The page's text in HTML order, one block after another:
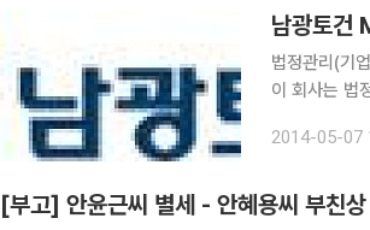
남광토건
법정관리(기
이 회사는 법
료됨에 따라
2014-05-07
[부고] 안윤근씨 별세 - 안혜용씨 부친상